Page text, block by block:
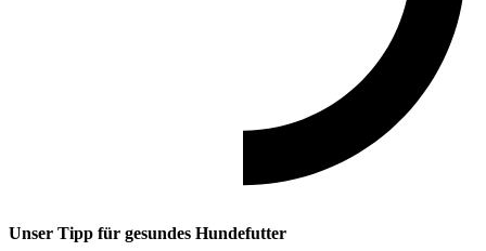
Unser Tipp für gesundes Hundefutter